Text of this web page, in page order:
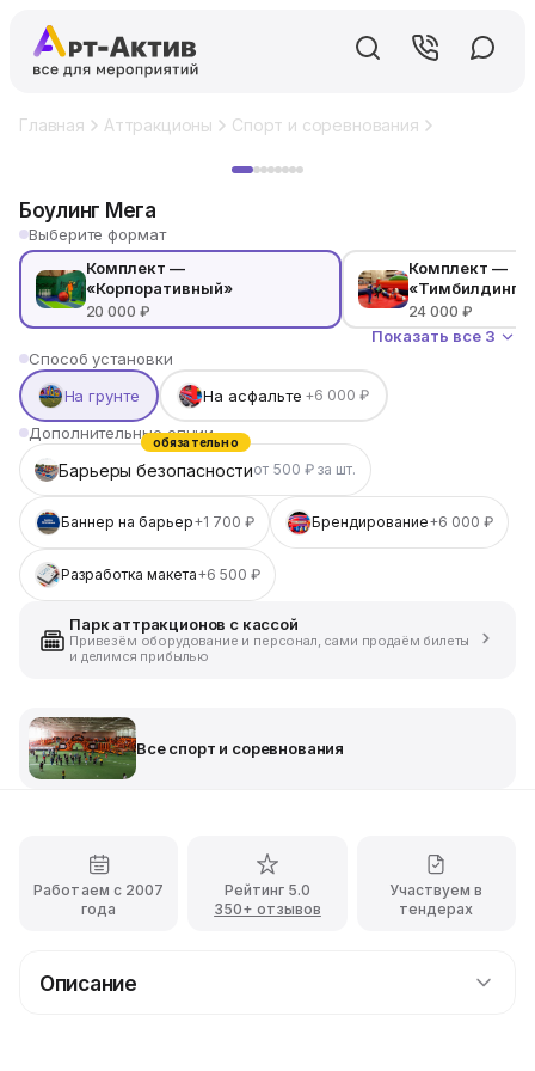
Главная Аттракционы Спорт и соревнования
Боулинг Мега
Выберите формат
Комплект —
«Корпоративный»
20 000 ₽
Комплект —
24 000 ₽
Показать все 3
Способ установки
На грунте
На асфальте +6 000 ₽
Дополнительные опции
Барьеры безопасностиот 500 ₽ за шт.
обязательно
Баннер на барьер+1 700 ₽ Брендирование+6 000 ₽
Разработка макета+6 500 ₽
Парк аттракционов с кассой
Привезём оборудование и персонал, сами продаём билеты
и делимся прибылью
Все спорт и соревнования
Работаем с 2007
года
Рейтинг 5.0
350+ отзывов
Участвуем в
тендерах
Описание